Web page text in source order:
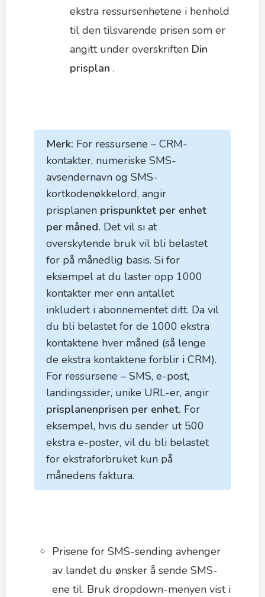
ekstra ressursenhetene i henhold
til den tilsvarende prisen som er
angitt under overskriften Din
prisplan .
Merk: For ressursene – CRM-
kontakter, numeriske SMS-
avsendernavn og SMS-
kortkodenøkkelord, angir
prisplanen prispunktet per enhet
per måned. Det vil si at
overskytende bruk vil bli belastet
for på månedlig basis. Si for
eksempel at du laster opp 1000
kontakter mer enn antallet
inkludert i abonnementet ditt. Da vil
du bli belastet for de 1000 ekstra
kontaktene hver måned (så lenge
de ekstra kontaktene forblir i CRM).
For ressursene – SMS, e-post,
landingssider, unike URL-er, angir
prisplanenprisen per enhet. For
eksempel, hvis du sender ut 500
ekstra e-poster, vil du bli belastet
for ekstraforbruket kun på
månedens faktura.
Prisene for SMS-sending avhenger
av landet du ønsker å sende SMS-
ene til. Bruk dropdown-menyen vist i